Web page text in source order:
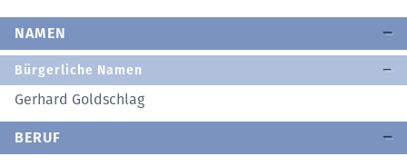
NAMEN
Bürgerliche Namen
Gerhard Goldschlag
BERUF